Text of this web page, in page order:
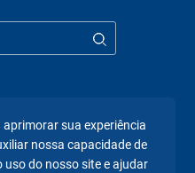
visitadas
PR
sua experiência
nossa capacidade de
do nosso site e ajudar